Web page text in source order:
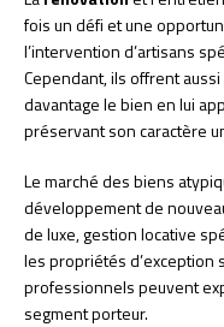
fois un défi et une
l’intervention d’artisans
Cependant, ils offrent
davantage le bien en lui
préservant son caractère
Le marché des biens
développement de
de luxe, gestion locative
les propriétés d’exception
professionnels peuvent
segment porteur.